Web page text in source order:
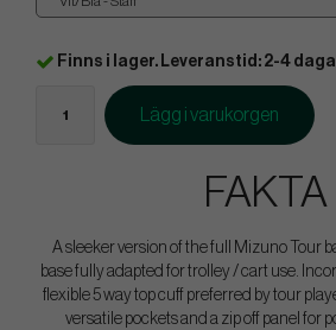
Finns i lager. Leveranstid: 2-4
Lägg i varukorgen
FAKTA
A sleeker version of the full Mizuno Tour
base fully adapted for trolley / cart use.
flexible 5 way top cuff preferred by tour
versatile pockets and a zip off panel for